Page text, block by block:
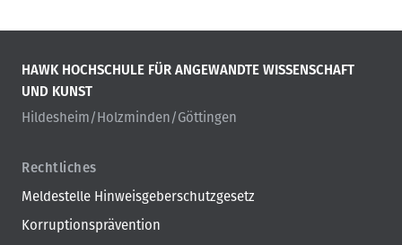
HAWK HOCHSCHULE FÜR ANGEWANDTE WISSENSCHAFT
UND KUNST
Hildesheim/Holzminden/Göttingen
Rechtliches
Meldestelle Hinweisgeberschutzgesetz
Korruptionsprävention